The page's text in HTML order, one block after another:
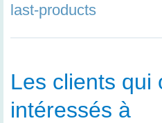
last-products
Les clients qui
intéressés à